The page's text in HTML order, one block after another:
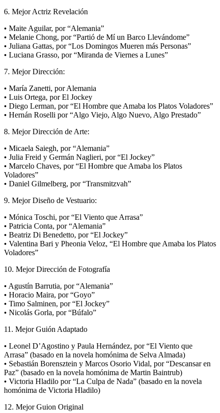
6. Mejor Actriz Revelación
• Maite Aguilar, por “Alemania”
• Melanie Chong, por “Partió de Mí un Barco Llevándome”
• Juliana Gattas, por “Los Domingos Mueren más Personas”
• Luciana Grasso, por “Miranda de Viernes a Lunes”
7. Mejor Dirección:
• María Zanetti, por Alemania
• Luis Ortega, por El Jockey
• Diego Lerman, por “El Hombre que Amaba los Platos Voladores”
• Hernán Roselli por “Algo Viejo, Algo Nuevo, Algo Prestado”
8. Mejor Dirección de Arte:
• Micaela Saiegh, por “Alemania”
• Julia Freid y Germán Naglieri, por “El Jockey”
• Marcelo Chaves, por “El Hombre que Amaba los Platos
Voladores”
• Daniel Gilmelberg, por “Transmitzvah”
9. Mejor Diseño de Vestuario:
• Mónica Toschi, por “El Viento que Arrasa”
• Patricia Conta, por “Alemania”
• Beatriz Di Benedetto, por “El Jockey”
• Valentina Bari y Pheonia Veloz, “El Hombre que Amaba los Platos
Voladores”
10. Mejor Dirección de Fotografía
• Agustín Barrutia, por “Alemania”
• Horacio Maira, por “Goyo”
• Timo Salminen, por “El Jockey”
• Nicolás Gorla, por “Búfalo”
11. Mejor Guión Adaptado
• Leonel D’Agostino y Paula Hernández, por “El Viento que
Arrasa” (basado en la novela homónima de Selva Almada)
• Sebastián Borensztein y Marcos Osorio Vidal, por “Descansar en
Paz” (basado en la novela homónima de Martin Baintrub)
• Victoria Hladilo por “La Culpa de Nada” (basado en la novela
homónima de Victoria Hladilo)
12. Mejor Guion Original